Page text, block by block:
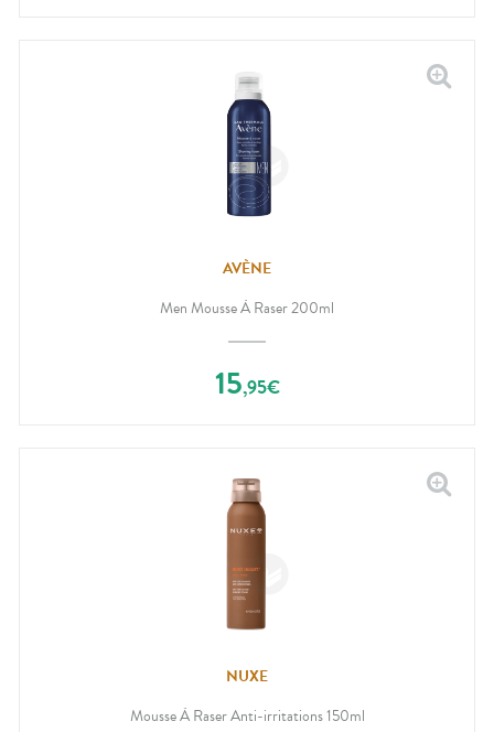
AVÈNE
Men Mousse À Raser 200ml
15,95€
NUXE
Mousse À Raser Anti-irritations 150ml